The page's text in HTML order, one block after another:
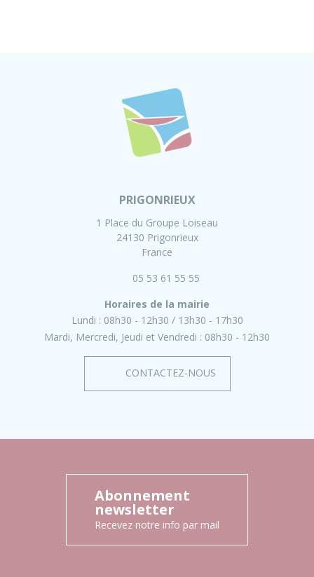
PRIGONRIEUX
1 Place du Groupe Loiseau
24130 Prigonrieux
France
05 53 61 55 55
Horaires de la mairie
Lundi : 08h30 - 12h30
13h30 - 17h30
Mardi, Mercredi, Jeudi et Vendredi : 08h30 - 12h30
CONTACTEZ-NOUS
Abonnement
newsletter
Recevez notre info par mail